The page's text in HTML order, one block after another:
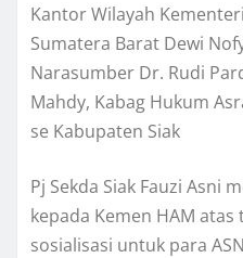
Kantor Wilayah
Sumatera Barat Dewi
Narasumber Dr. Rudi
Mahdy, Kabag Hukum
se Kabupaten Siak
Pj Sekda Siak Fauzi Asni
kepada Kemen HAM
sosialisasi untuk para